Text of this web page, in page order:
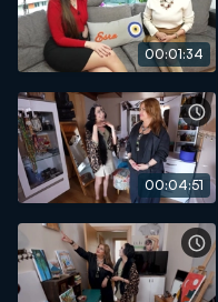
00:01:34
00:04:51